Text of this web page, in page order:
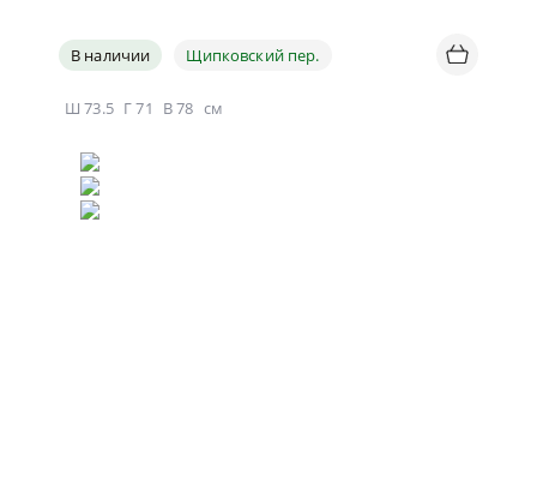
В наличии Щипковский пер.
Ш 73.5 Г71 В78 см